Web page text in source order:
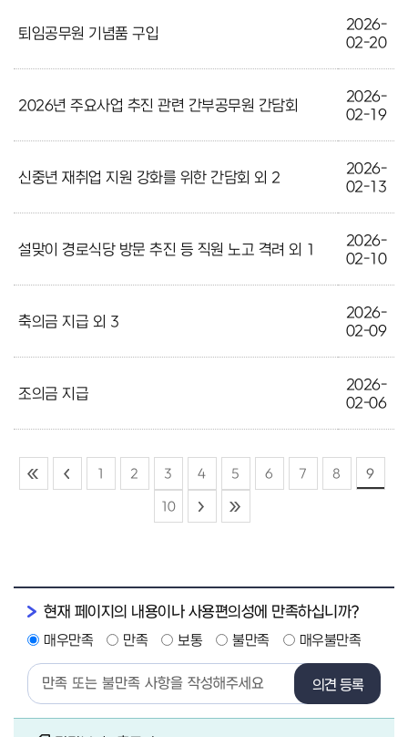
퇴임공무원 기념품 구입
2026-
02-20
2026년 주요사업 추진 관련 간부공무원 간담회
2026-
02-19
신중년 재취업 지원 강화를 위한 간담회 외 2
2026-
02-13
설맞이 경로식당 방문 추진 등 직원 노고 격려 외 1
2026-
02-10
축의금 지급 외 3
2026-
02-09
조의금 지급
2026-
02-06
1 2 3 4 5 6 7 8 9
10
현재 페이지의 내용이나 사용편의성에 만족하십니까?
매우만족 만족 보통 불만족 매우불만족
의견 등록